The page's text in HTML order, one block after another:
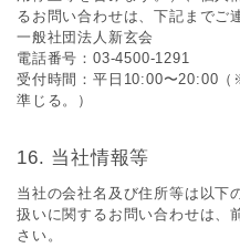
るお問い合わせは、下記までご
一般社団法人新玄会
電話番号：03-4500-1291
受付時間：平日10:00〜20:00
準じる。）
当社情報等
当社の会社名及び住所等は以下
扱いに関するお問い合わせは、
さい。